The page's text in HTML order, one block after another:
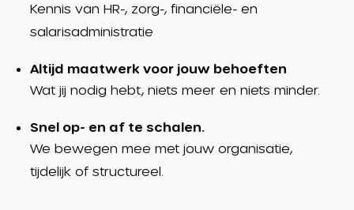
Kennis van HR-, zorg-, financiële- en
salarisadministratie
Altijd maatwerk voor jouw behoeften
Wat jij nodig hebt, niets meer en niets minder.
Snel op- en af te schalen.
We bewegen mee met jouw organisatie,
tijdelijk of structureel.